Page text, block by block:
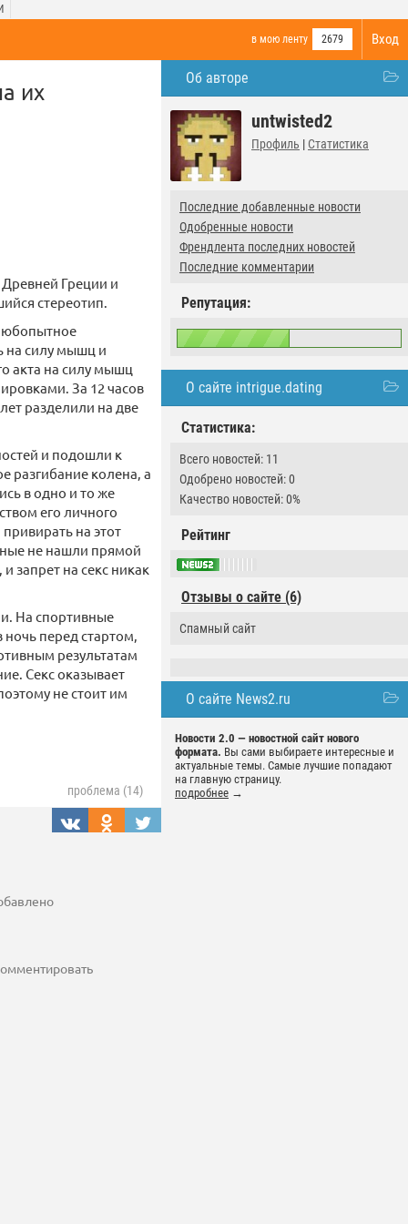
Вход
в мою ленту 2679
Об авторе
untwisted2
Профиль | Статистика
Последние добавленные новости
Одобренные новости
Френдлента последних новостей
Последние комментарии
Репутация:
О сайте intrigue.dating
Статистика:
Всего новостей: 11
Одобрено новостей: 0
Качество новостей: 0%
Рейтинг
Отзывы о сайте (6)
Спамный сайт
О сайте News2.ru
Новости 2.0 — новостной сайт нового
формата. Вы сами выбираете интересные и
актуальные темы. Самые лучшие попадают
на главную страницу.
подробнее →
их
Греции и
стереотип.
на силу мышц и
акта на силу мышц
За 12 часов
разделили на две
и подошли к
разгибание колена, а
в одно и то же
его личного
на этот
не нашли прямой
запрет на секс никак
На спортивные
перед стартом,
результатам
Секс оказывает
не стоит им
проблема (14)